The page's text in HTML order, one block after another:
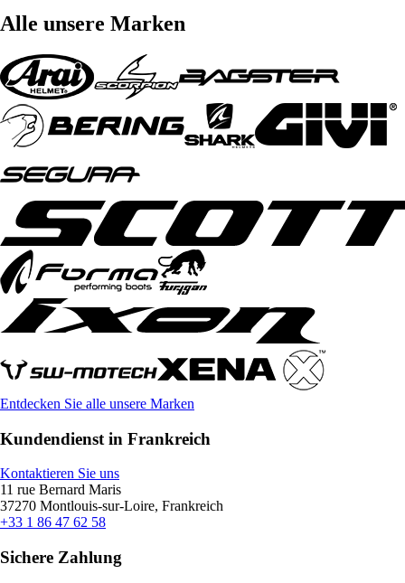
Alle unsere Marken
Entdecken Sie alle unsere Marken
Kundendienst in Frankreich
Kontaktieren Sie uns
11 rue Bernard Maris
37270 Montlouis-sur-Loire, Frankreich
+33 1 86 47 62 58
Sichere Zahlung